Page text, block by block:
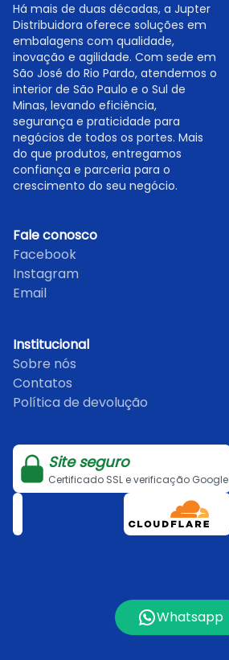
Há mais de duas décadas, a Jupter
Distribuidora oferece soluções em
embalagens com qualidade,
inovação e agilidade. Com sede em
São José do Rio Pardo, atendemos o
interior de São Paulo e o Sul de
Minas, levando eficiência,
segurança e praticidade para
negócios de todos os portes. Mais
do que produtos, entregamos
confiança e parceria para o
crescimento do seu negócio.
Fale conosco
Facebook
Instagram
Email
Institucional
Sobre nós
Contatos
Política de devolução
Site seguro
Certificado SSL e verificação Google
Whatsapp